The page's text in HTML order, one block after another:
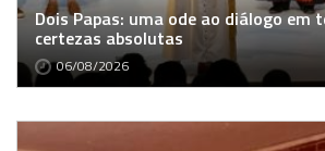
Dois Papas: uma ode ao diálogo em
certezas absolutas
06/08/2026